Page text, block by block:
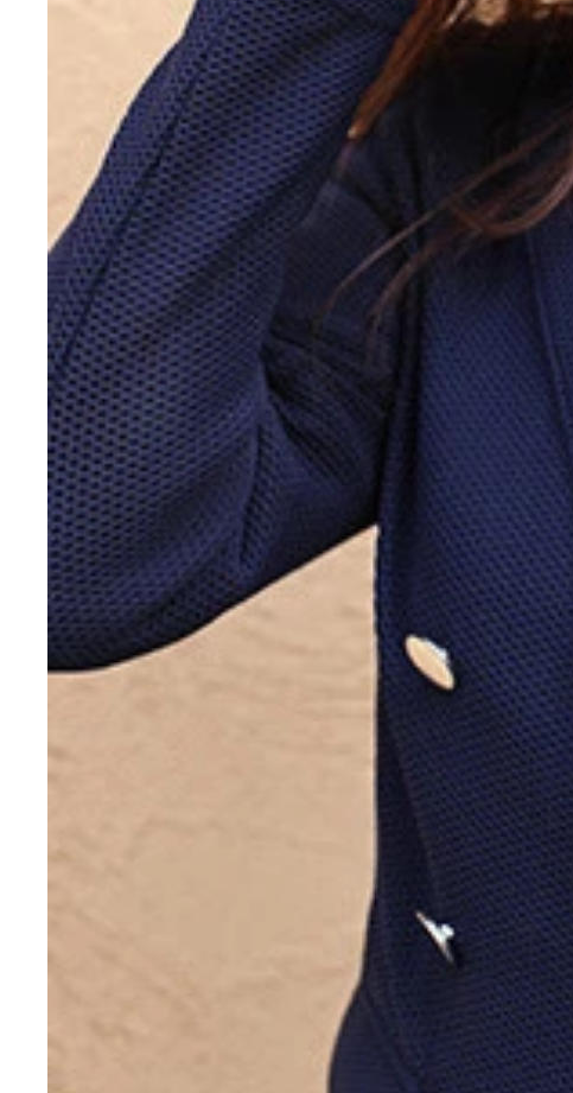
黒沢あかり
井上晴菜
足立美紅
浅桜ゆづき
白花まりや
白咲ひかり
Ａｌｙｓｓａ
美藤千波
あーりん
蘭ひめ
後藤智香
秋澤うらら
もものすけ
葉山マリア
日名瀬絵麻
仁井戸優
涼川夏音